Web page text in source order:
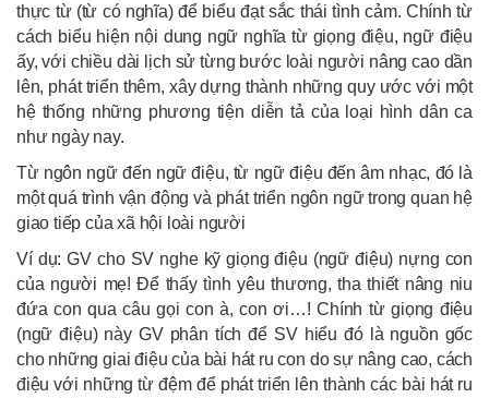
thực từ (từ có nghĩa) để biểu đạt sắc thái tình cảm. Chính từ
cách biểu hiện nội dung ngữ nghĩa từ giọng điệu, ngữ điệu
ấy, với chiều dài lịch sử từng bước loài người nâng cao dần
lên, phát triển thêm, xây dựng thành những quy ước với một
hệ thống những phương tiện diễn tả của loại hình dân ca
như ngày nay.
Từ ngôn ngữ đến ngữ điệu, từ ngữ điệu đến âm nhạc, đó là
một quá trình vận động và phát triển ngôn ngữ trong quan hệ
giao tiếp của xã hội loài người
Ví dụ: GV cho SV nghe kỹ giọng điệu (ngữ điệu) nựng con
của người mẹ! Để thấy tình yêu thương, tha thiết nâng niu
đứa con qua câu gọi con à, con ơi…! Chính từ giọng điệu
(ngữ điệu) này GV phân tích để SV hiểu đó là nguồn gốc
cho những giai điệu của bài hát ru con do sự nâng cao, cách
điệu với những từ đệm để phát triển lên thành các bài hát ru